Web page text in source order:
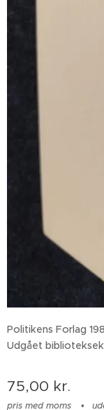
Politikens Forlag
Udgået
75,00 kr.
pris med moms